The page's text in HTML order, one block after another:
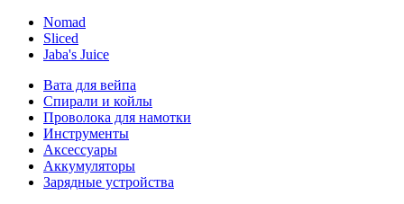
Nomad
Sliced
Jaba's Juice
Вата для вейпа
Спирали и койлы
Проволока для намотки
Инструменты
Аксесcуары
Аккумуляторы
Зарядные устройства